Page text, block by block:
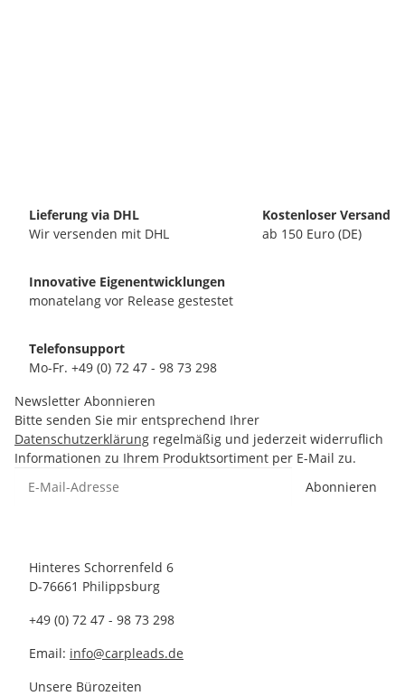
Lieferung via DHL
Wir versenden mit DHL
Kostenloser Versand
ab 150 Euro (DE)
Innovative Eigenentwicklungen
monatelang vor Release gestestet
Telefonsupport
Mo-Fr. +49 (0) 72 47 - 98 73 298
Newsletter Abonnieren
Bitte senden Sie mir entsprechend Ihrer
Datenschutzerklärung regelmäßig und jederzeit widerruflich
Informationen zu Ihrem Produktsortiment per E-Mail zu.
Abonnieren
Hinteres Schorrenfeld 6
D-76661 Philippsburg
+49 (0) 72 47 - 98 73 298
Email: info@carpleads.de
Unsere Bürozeiten